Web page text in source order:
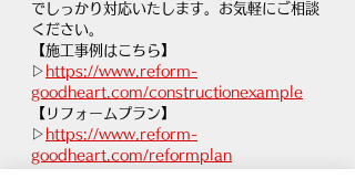
でしっかり対応いたします。お気軽にご相談
ください。
【施工事例はこちら】
▷ https://www.reform-
goodheart.com/constructionexample
【リフォームプラン】
▷ https://www.reform-
goodheart.com/reformplan